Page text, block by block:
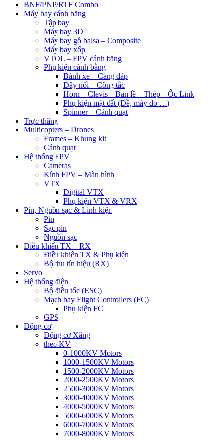
BNF/PNP/RTF Combo
Máy bay cánh bằng
Tập bay
Máy bay 3D
Máy bay gỗ balsa – Composite
Máy bay xốp
VTOL – FPV cánh bằng
Phụ kiện cánh bằng
Bánh xe – Càng đáp
Dây nối – Công tắc
Horn – Clevis – Bản lề – Thép – Ốc Link
Phụ kiện mặt đất (Đề, máy đo …)
Spinner – Cánh quạt
Trực thăng
Multicopters – Drones
Frames – Khung kit
Cánh quạt
Hệ thống FPV
Cameras
Kính FPV – Màn hình
VTX
Digital VTX
Phụ kiện VTX & VRX
Pin, Nguồn sạc & Linh kiện
Pin
Sạc pin
Nguồn sạc
Điều khiển TX – RX
Điều khiển TX & Phụ kiện
Bộ thu tín hiệu (RX)
Servo
Hệ thống điện
Bộ điều tốc (ESC)
Mạch bay Flight Controllers (FC)
Phụ kiện FC
GPS
Động cơ
Động cơ Xăng
theo KV
0-1000KV Motors
1000-1500KV Motors
1500-2000KV Motors
2000-2500KV Motors
2500-3000KV Motors
3000-4000KV Motors
4000-5000KV Motors
5000-6000KV Motors
6000-7000KV Motors
7000-8000KV Motors